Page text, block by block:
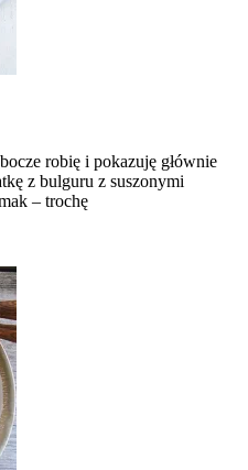
robię i pokazuję głównie
z bulguru z suszonymi
– trochę